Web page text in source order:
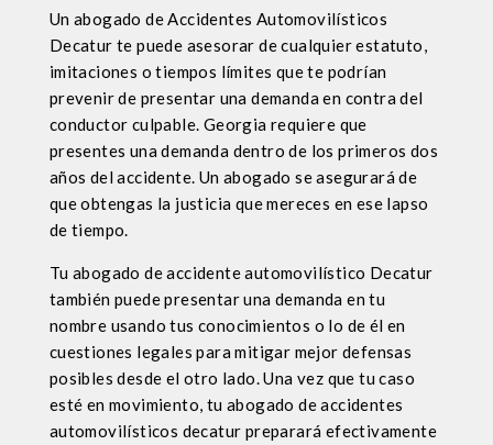
Un abogado de Accidentes Automovilísticos
Decatur te puede asesorar de cualquier estatuto,
imitaciones o tiempos límites que te podrían
prevenir de presentar una demanda en contra del
conductor culpable. Georgia requiere que
presentes una demanda dentro de los primeros dos
años del accidente. Un abogado se asegurará de
que obtengas la justicia que mereces en ese lapso
de tiempo.
Tu abogado de accidente automovilístico Decatur
también puede presentar una demanda en tu
nombre usando tus conocimientos o lo de él en
cuestiones legales para mitigar mejor defensas
posibles desde el otro lado. Una vez que tu caso
esté en movimiento, tu abogado de accidentes
automovilísticos decatur preparará efectivamente